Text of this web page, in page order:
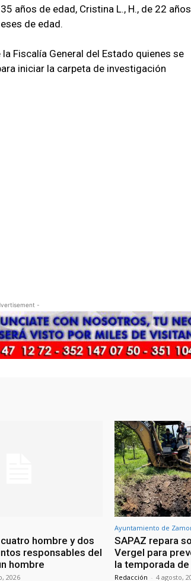
años de edad, Cristina L., H., de 22
de edad.
Fiscalía General del Estado quienes se
iniciar la carpeta de investigación
-
hombre y dos
responsables del
hombre
2026
Ayuntamiento de
SAPAZ repara
Vergel para
la temporada de
Redacción - 4 agosto,